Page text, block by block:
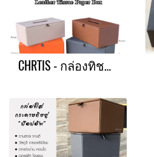
CHRTIS - กล่องทิชชู่แผ่นใหญ่